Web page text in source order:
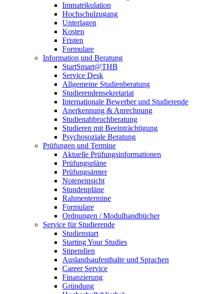
Immatrikulation
Hochschulzugang
Unterlagen
Kosten
Fristen
Formulare
Information und Beratung
StartSmart@THB
Service Desk
Allgemeine Studienberatung
Studierendensekretariat
Internationale Bewerber und Studierende
Anerkennung & Anrechnung
Studienabbruchberatung
Studieren mit Beeinträchtigung
Psychosoziale Beratung
Prüfungen und Termine
Aktuelle Prüfungsinformationen
Prüfungspläne
Prüfungsämter
Noteneinsicht
Stundenpläne
Rahmentermine
Formulare
Ordnungen / Modulhandbücher
Service für Studierende
Studienstart
Starting Your Studies
Stipendien
Auslandsaufenthalte und Sprachen
Career Service
Finanzierung
Gründung